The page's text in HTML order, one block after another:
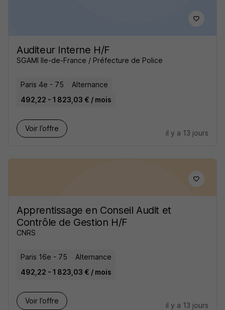
Auditeur Interne H/F
SGAMI Ile-de-France / Préfecture de Police
Paris 4e - 75
Alternance
492,22 - 1 823,03 € / mois
Voir l’offre
il y a 13 jours
Apprentissage en Conseil Audit et
Contrôle de Gestion H/F
CNRS
Paris 16e - 75
Alternance
492,22 - 1 823,03 € / mois
Voir l’offre
il y a 13 jours